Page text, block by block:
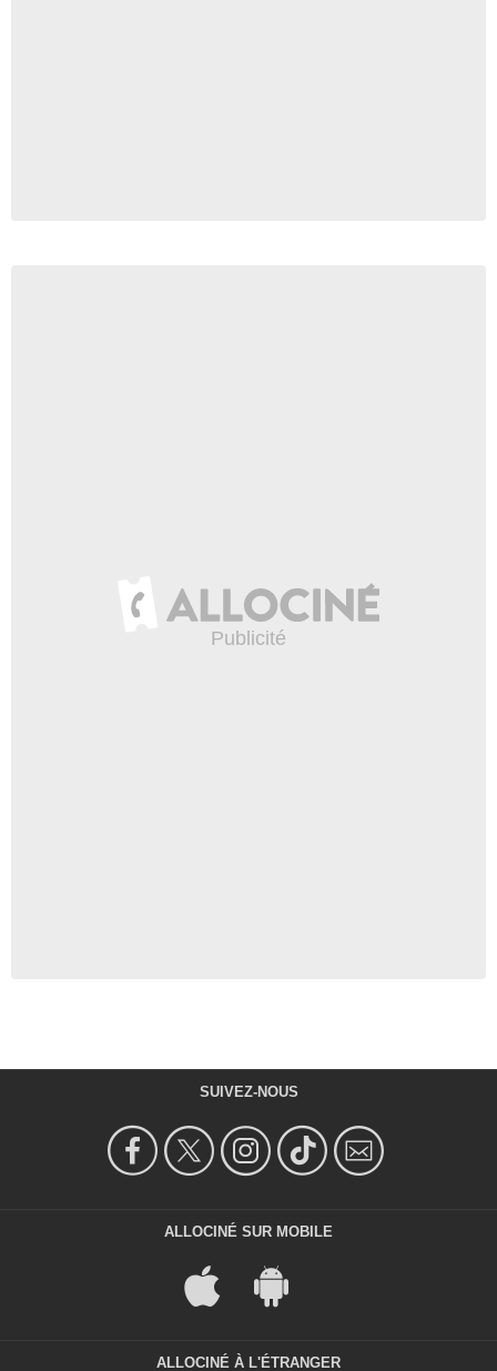
SUIVEZ-NOUS
ALLOCINÉ SUR MOBILE
ALLOCINÉ À L'ÉTRANGER